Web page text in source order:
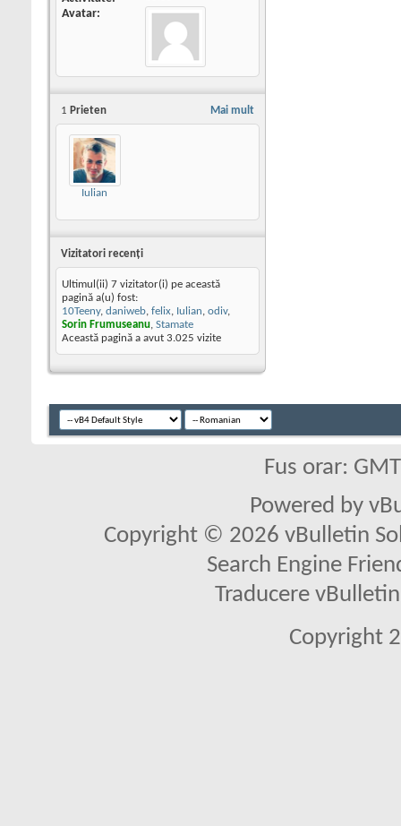
Avatar
Mai mult
1 Prieten
Iulian
Vizitatori recenţi
Ultimul(ii) 7 vizitator(i) pe această
pagină a(u) fost:
10Teeny, daniweb, felix, Iulian, odiv,
Sorin Frumuseanu, Stamate
Această pagină a avut 3.025 vizite
Fus orar:
Powered by
Copyright © 2026 vBulletin
Search Engine
Traducere
Copyright